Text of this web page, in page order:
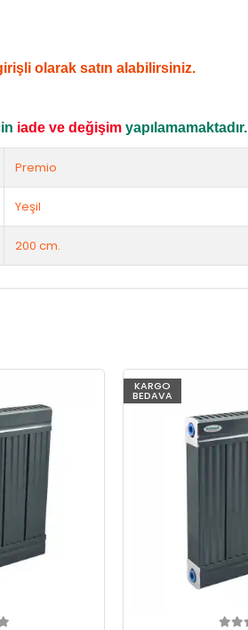
olarak satın alabilirsiniz.
iade ve değişim yapılamamaktadır.
Premio
Yeşil
200 cm.
KARGO
BEDAVA